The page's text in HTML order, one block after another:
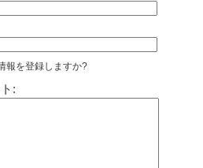
報を登録しますか?
: